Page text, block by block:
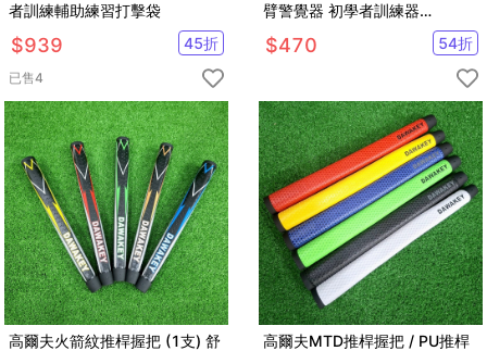
者訓練輔助練習打擊袋
$939 45折
已售4
臂警覺器 初學者訓練器
【GF12005】
$470 54折
高爾夫火箭紋推桿握把 (1支) 舒
高爾夫MTD推桿握把 / PU推桿